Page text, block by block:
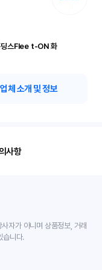
업체 소개 및 정보
사항
자가 아니며 상품정보, 거래
습니다.